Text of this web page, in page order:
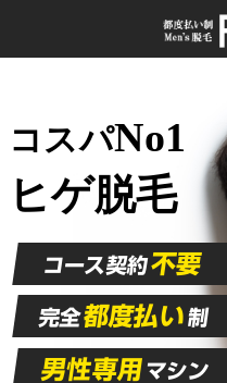
コスパNo1
ヒゲ脱毛
コース契約不要
完全都度払い 制
男性専用 マシン